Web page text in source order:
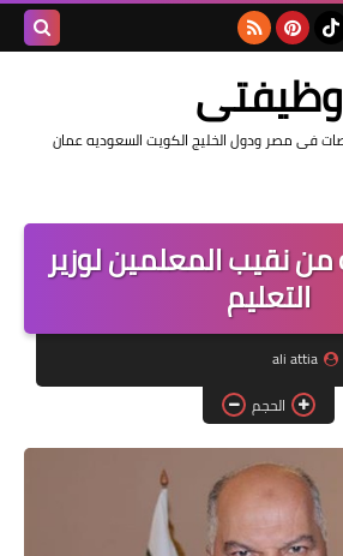
وظيفتى
فى مصر ودول الخليج الكويت السعوديه عمان
نقيب المعلمين لوزير
التعليم
ali attia
الحجم